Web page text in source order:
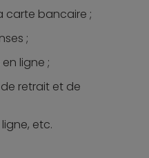
carte bancaire ;
;
ligne ;
retrait et de
etc.